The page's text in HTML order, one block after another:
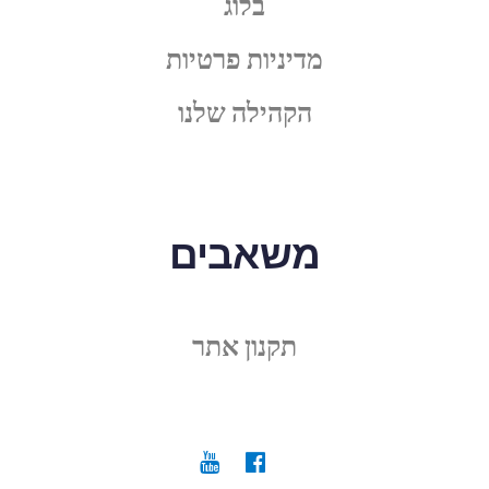
מדיניות פרטיות
הקהילה שלנו
משאבים
תקנון אתר